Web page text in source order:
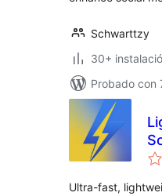
Schwarttzy
30+
Probado con
Ultra-fast,